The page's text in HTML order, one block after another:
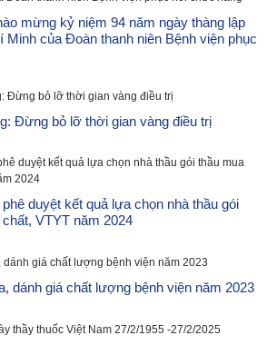
mừng kỷ niệm 94 năm ngày thàng lập
Minh của Đoàn thanh niên Bệnh viện phục
Đừng bỏ lỡ thời gian vàng điều trị
duyệt kết quả lựa chọn nhà thầu gói
VTYT năm 2024
dánh giá chất lượng bệnh viện năm 2023